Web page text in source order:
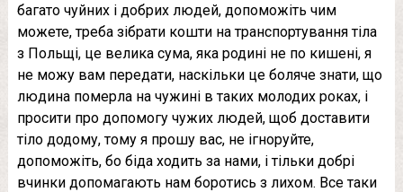
багато чуйних і добрих людей, допоможіть чим
можете, треба зібрати кошти на транспортування тіла
з Польщі, це велика сума, яка родині не по кишені, я
не можу вам передати, наскільки це боляче знати, що
людина померла на чужині в таких молодих роках, і
просити про допомогу чужих людей, щоб доставити
тіло додому, тому я прошу вас, не ігноруйте,
допоможіть, бо біда ходить за нами, і тільки добрі
вчинки допомагають нам боротись з лихом. Все таки